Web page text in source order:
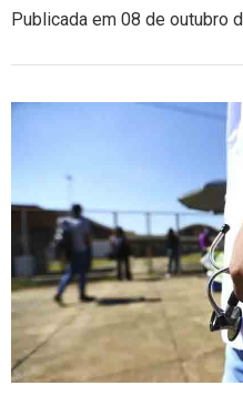
Publicada em 08 de outubro